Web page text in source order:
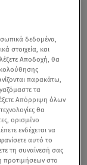
δεδομένα,
στοιχεία, και
Αποδοχή, θα
παρακάτω,
τα
Απόρριψη όλων
θα
ορισμένο
ενδέχεται να
αυτό το
τη συναίνεσή σας
προτιμήσεων στο